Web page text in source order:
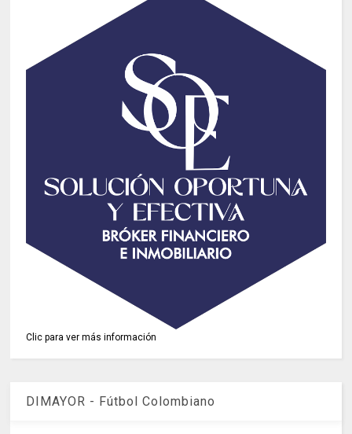
Clic para ver más información
DIMAYOR - Fútbol Colombiano